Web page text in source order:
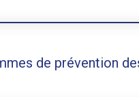
de prévention